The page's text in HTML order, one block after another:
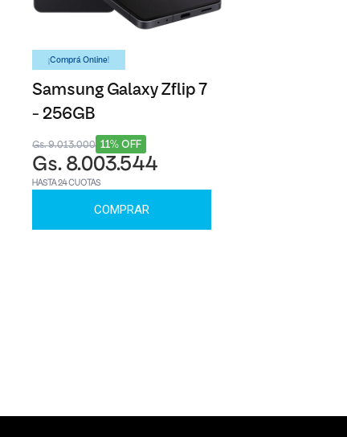
¡Comprá Online!
Samsung Galaxy Zflip 7
- 256GB
11% OFF
Gs. 9.013.000
Gs. 8.003.544
HASTA 24 CUOTAS
COMPRAR